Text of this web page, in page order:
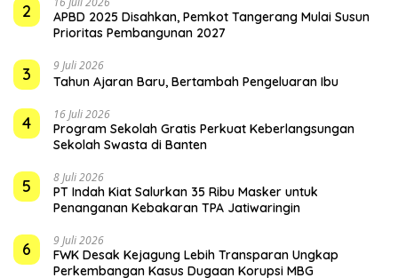
2
APBD 2025 Disahkan, Pemkot Tangerang Mulai Susun
Prioritas Pembangunan 2027
3 9 Juli 2026
Tahun Ajaran Baru, Bertambah Pengeluaran Ibu
4 16 Juli 2026
Program Sekolah Gratis Perkuat Keberlangsungan
Sekolah Swasta di Banten
5 8 Juli 2026
PT Indah Kiat Salurkan 35 Ribu Masker untuk
Penanganan Kebakaran TPA Jatiwaringin
6 9 Juli 2026
FWK Desak Kejagung Lebih Transparan Ungkap
Perkembangan Kasus Dugaan Korupsi MBG